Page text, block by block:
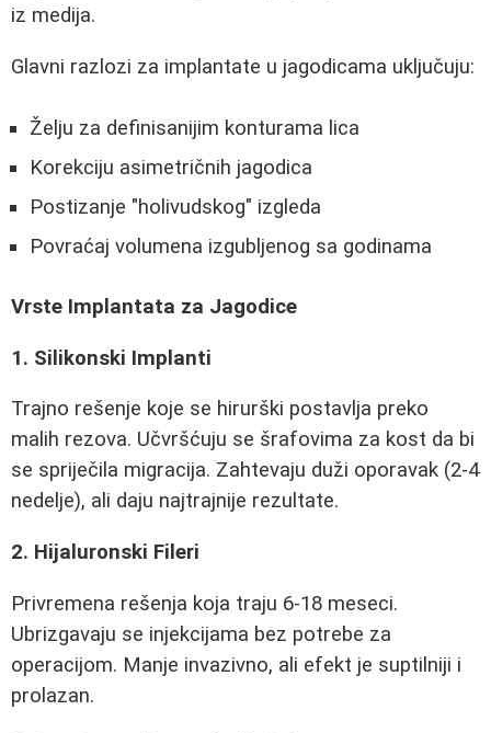
iz medija.
Glavni razlozi za implantate u jagodicama uključuju:
Želju za definisanijim konturama lica
Korekciju asimetričnih jagodica
Postizanje "holivudskog" izgleda
Povraćaj volumena izgubljenog sa godinama
Vrste Implantata za Jagodice
1. Silikonski Implanti
Trajno rešenje koje se hirurški postavlja preko
malih rezova. Učvršćuju se šrafovima za kost da bi
se spriječila migracija. Zahtevaju duži oporavak (2-4
nedelje), ali daju najtrajnije rezultate.
2. Hijaluronski Fileri
Privremena rešenja koja traju 6-18 meseci.
Ubrizgavaju se injekcijama bez potrebe za
operacijom. Manje invazivno, ali efekt je suptilniji i
prolazan.